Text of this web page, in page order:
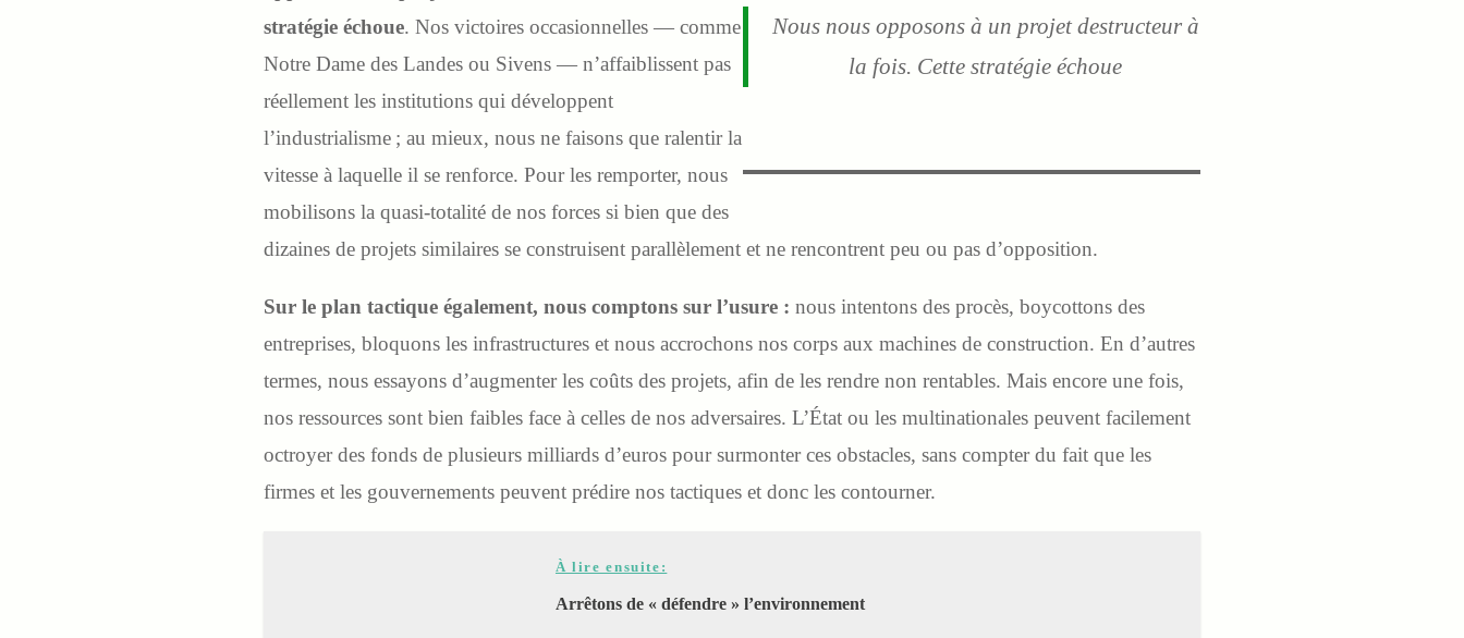
Nous nous opposons à un projet destructeur à
la fois. Cette stratégie échoue
stratégie échoue. Nos victoires occasionnelles — comme
Notre Dame des Landes ou Sivens — n’affaiblissent pas
réellement les institutions qui développent
l’industrialisme ; au mieux, nous ne faisons que ralentir la
vitesse à laquelle il se renforce. Pour les remporter, nous
mobilisons la quasi-totalité de nos forces si bien que des
dizaines de projets similaires se construisent parallèlement et ne rencontrent peu ou pas d’opposition.
Sur le plan tactique également, nous comptons sur l’usure : nous intentons des procès, boycottons des
entreprises, bloquons les infrastructures et nous accrochons nos corps aux machines de construction. En d’autres
termes, nous essayons d’augmenter les coûts des projets, afin de les rendre non rentables. Mais encore une fois,
nos ressources sont bien faibles face à celles de nos adversaires. L’État ou les multinationales peuvent facilement
octroyer des fonds de plusieurs milliards d’euros pour surmonter ces obstacles, sans compter du fait que les
firmes et les gouvernements peuvent prédire nos tactiques et donc les contourner.
À lire ensuite:
Arrêtons de « défendre » l’environnement